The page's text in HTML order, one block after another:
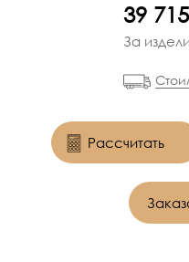
39 715
руб.
За
Рассчитать